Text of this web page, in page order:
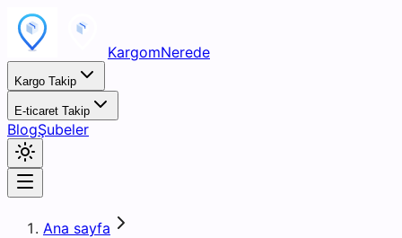
KargomNerede
Kargo Takip
E-ticaret Takip
BlogŞubeler
Ana sayfa